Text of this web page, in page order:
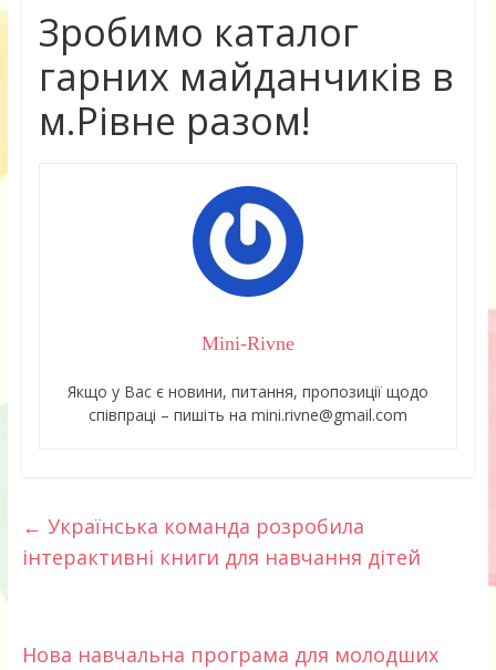
Зробимо каталог
гарних майданчиків в
м.Рівне разом!
Mini-Rivne
Якщо у Вас є новини, питання, пропозиції щодо
співпраці – пишіть на mini.rivne@gmail.com
← Українська команда розробила
інтерактивні книги для навчання дітей
Нова навчальна програма для молодших